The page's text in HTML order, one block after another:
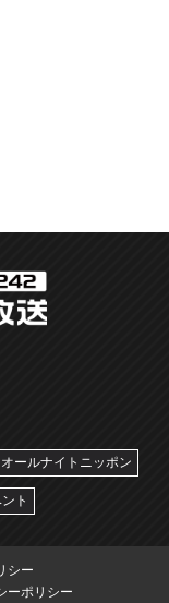
オールナイトニッポン
ト
シー
ーポリシー